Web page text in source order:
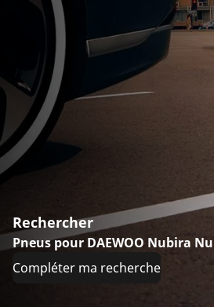
Rechercher
Pneus pour DAEWOO Nubira
Compléter ma recherche